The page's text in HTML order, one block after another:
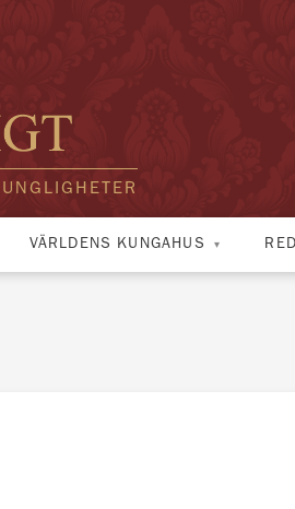
VÄRLDENS KUNGAHUS